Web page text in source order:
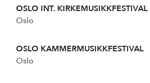
OSLO INT. KIRKEMUSIKKFESTIVAL
Oslo
OSLO KAMMERMUSIKKFESTIVAL
Oslo